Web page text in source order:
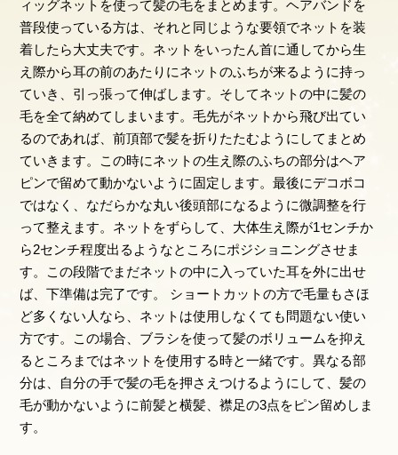
ィッグネットを使って髪の毛をまとめます。ヘアバンドを
普段使っている方は、それと同じような要領でネットを装
着したら大丈夫です。ネットをいったん首に通してから生
え際から耳の前のあたりにネットのふちが来るように持っ
ていき、引っ張って伸ばします。そしてネットの中に髪の
毛を全て納めてしまいます。毛先がネットから飛び出てい
るのであれば、前頂部で髪を折りたたむようにしてまとめ
ていきます。この時にネットの生え際のふちの部分はヘア
ピンで留めて動かないように固定します。最後にデコボコ
ではなく、なだらかな丸い後頭部になるように微調整を行
って整えます。ネットをずらして、大体生え際が1センチか
ら2センチ程度出るようなところにポジショニングさせま
す。この段階でまだネットの中に入っていた耳を外に出せ
ば、下準備は完了です。 ショートカットの方で毛量もさほ
ど多くない人なら、ネットは使用しなくても問題ない使い
方です。この場合、ブラシを使って髪のボリュームを抑え
るところまではネットを使用する時と一緒です。異なる部
分は、自分の手で髪の毛を押さえつけるようにして、髪の
毛が動かないように前髪と横髪、襟足の3点をピン留めしま
す。